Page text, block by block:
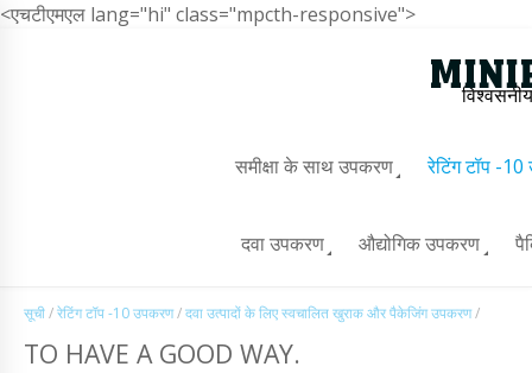
<एचटीएमएल lang="hi" class="mpcth-responsive">
समीक्षा के साथ उपकरण रेटिंग टॉप -
दवा उपकरण औद्योगिक उपकरण
सूची/रेटिंग टॉप -10 उपकरण/दवा उत्पादों के लिए स्वचालित खुराक और पैकेजिंग उपकरण/
TO HAVE A GOOD WAY.